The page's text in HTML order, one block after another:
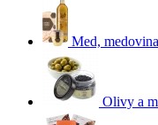
Med,
Olivy a